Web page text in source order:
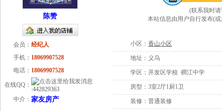
陈赞
会员： 经纪人
手机： 18069907528
电话： 18069907528
在线QQ：
:442829363
中介： 家友房产
(联系我时
本站信息由用户自行发布(
小区： 香山小区
地址： 义乌
学区： 开发区学校 稠江中学
房型： 3室2厅1厨1卫
装修： 普通装修